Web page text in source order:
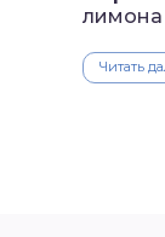
лимона
Читать